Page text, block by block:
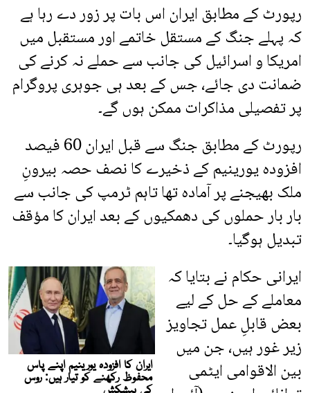
رپورٹ کے مطابق ایران اس بات پر زور دے رہا ہے
کہ پہلے جنگ کے مستقل خاتمے اور مستقبل میں
امریکا و اسرائیل کی جانب سے حملے نہ کرنے کی
ضمانت دی جائے، جس کے بعد ہی جوہری پروگرام
پر تفصیلی مذاکرات ممکن ہوں گے۔
رپورٹ کے مطابق جنگ سے قبل ایران 60 فیصد
افزودہ یورینیم کے ذخیرے کا نصف حصہ بیرونِ
ملک بھیجنے پر آمادہ تھا تاہم ٹرمپ کی جانب سے
بار بار حملوں کی دھمکیوں کے بعد ایران کا مؤقف
تبدیل ہوگیا۔
ایرانی حکام نے بتایا کہ
معاملے کے حل کے لیے
بعض قابلِ عمل تجاویز
زیر غور ہیں، جن میں
بین الاقوامی ایٹمی